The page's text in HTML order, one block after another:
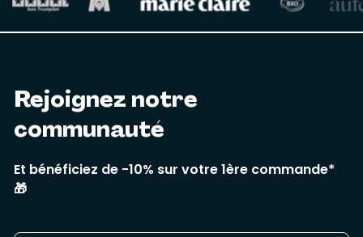
Rejoignez notre
communauté
Et bénéficiez de -10% sur votre 1ère commande*
🎁